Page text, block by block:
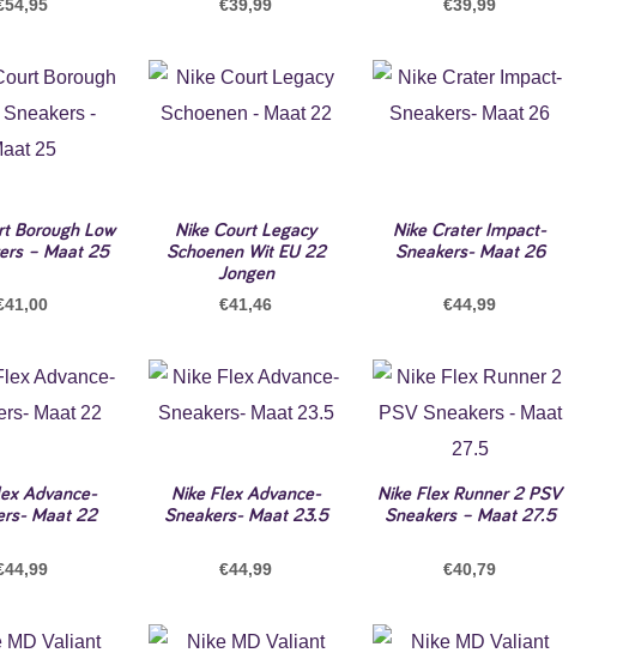
54,95 €39,99 €39,99
Borough Low
– Maat 25
41,00
Nike Court Legacy
Schoenen Wit EU 22
Jongen
€41,46
Nike Crater Impact-
Sneakers- Maat 26
€44,99
Advance-
Maat 22
44,99
Nike Flex Advance-
Sneakers- Maat 23.5
€44,99
Nike Flex Runner 2 PSV
Sneakers – Maat 27.5
€40,79